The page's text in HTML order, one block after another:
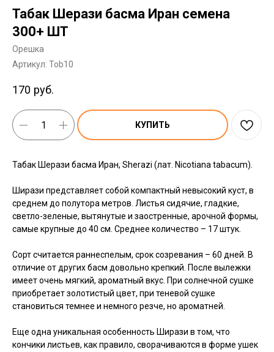
Табак Шерази басма Иран семена
300+ ШТ
Орешка
Артикул: Tob10
170 руб.
КУПИТЬ
Табак Шерази басма Иран, Sherazi (лат. Nicotiana tabacum).
Ширази представляет собой компактный невысокий куст, в
среднем до полутора метров. Листья сидячие, гладкие,
светло-зеленые, вытянутые и заостренные, арочной формы,
самые крупные до 40 см. Среднее количество – 17 штук.
Сорт считается раннеспелым, срок созревания – 60 дней. В
отличие от других басм довольно крепкий. После вылежки
имеет очень мягкий, ароматный вкус. При солнечной сушке
приобретает золотистый цвет, при теневой сушке
становиться темнее и немного резче, но ароматней.
Еще одна уникальная особенность Ширази в том, что
кончики листьев, как правило, сворачиваются в форме ушек